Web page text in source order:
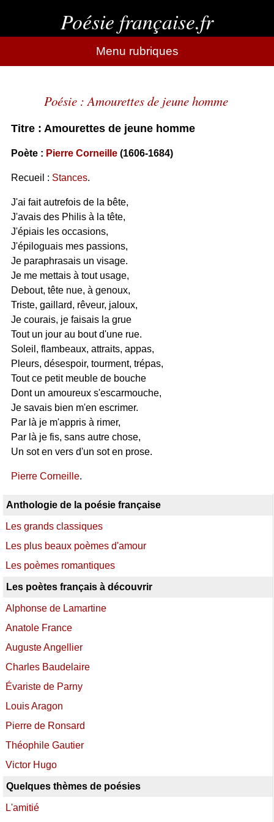
Poésie française.fr
Menu rubriques
Poésie : Amourettes de jeune homme
Titre : Amourettes de jeune homme
Poète : Pierre Corneille(1606-1684)
Recueil : Stances.
J'ai fait autrefois de la bête,
J'avais des Philis à la tête,
J'épiais les occasions,
J'épiloguais mes passions,
Je paraphrasais un visage.
Je me mettais à tout usage,
Debout, tête nue, à genoux,
Triste, gaillard, rêveur, jaloux,
Je courais, je faisais la grue
Tout un jour au bout d'une rue.
Soleil, flambeaux, attraits, appas,
Pleurs, désespoir, tourment, trépas,
Tout ce petit meuble de bouche
Dont un amoureux s'escarmouche,
Je savais bien m'en escrimer.
Par là je m'appris à rimer,
Par là je fis, sans autre chose,
Un sot en vers d'un sot en prose.
Pierre Corneille.
Anthologie de la poésie française
Les grands classiques
Les plus beaux poèmes d'amour
Les poèmes romantiques
Les poètes français à découvrir
Alphonse de Lamartine
Anatole France
Auguste Angellier
Charles Baudelaire
Évariste de Parny
Louis Aragon
Pierre de Ronsard
Théophile Gautier
Victor Hugo
Quelques thèmes de poésies
L'amitié